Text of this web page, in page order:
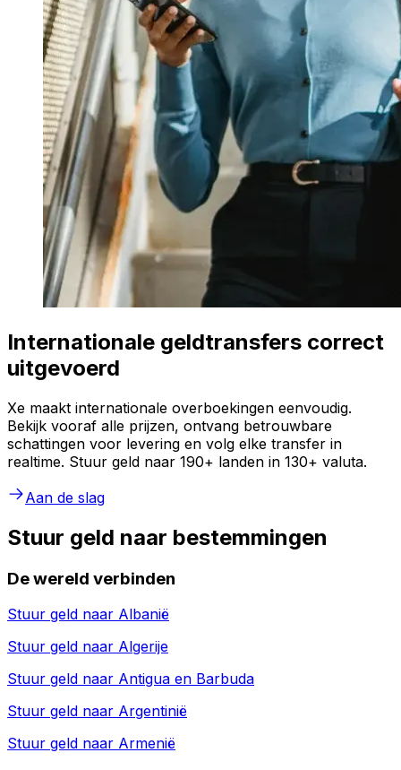
Internationale geldtransfers correct
uitgevoerd
Xe maakt internationale overboekingen eenvoudig.
Bekijk vooraf alle prijzen, ontvang betrouwbare
schattingen voor levering en volg elke transfer in
realtime. Stuur geld naar 190+ landen in 130+ valuta.
Aan de slag
Stuur geld naar bestemmingen
De wereld verbinden
Stuur geld naar Albanië
Stuur geld naar Algerije
Stuur geld naar Antigua en Barbuda
Stuur geld naar Argentinië
Stuur geld naar Armenië